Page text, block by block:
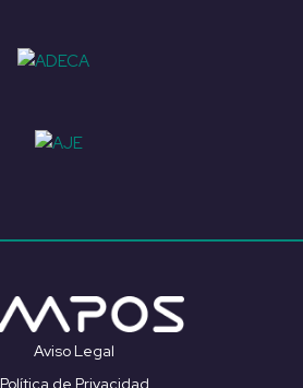
Aviso Legal
Política de Privacidad